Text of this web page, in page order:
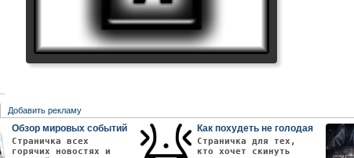
Добавить рекламу
Обзор мировых событий
Страничка всех
горячих новостях и
Как похудеть не голодая
Страничка для тех,
кто хочет скинуть